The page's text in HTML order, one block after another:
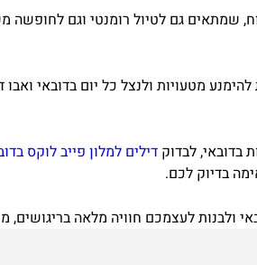
שמתאים גם לטיול רומנטי וגם
מטעויות ולנצל כל יום בדובאי ואבו
בדובאי, לבדוק דילים למלון פייב לוקס
בדיוק לכם.
לעצמכם חוויה מלאה בריגושים,